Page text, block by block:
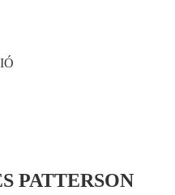
PATTERSON